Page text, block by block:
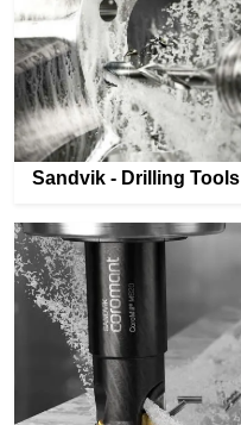
Sandvik - Drilling Tools